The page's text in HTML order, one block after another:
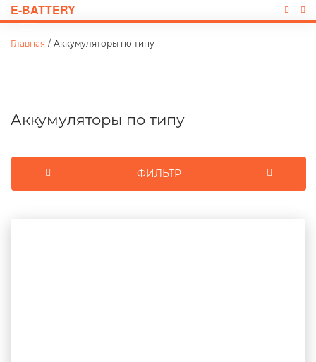
E-BATTERY
Главная / Аккумуляторы по типу
Аккумуляторы по типу
ФИЛЬТР